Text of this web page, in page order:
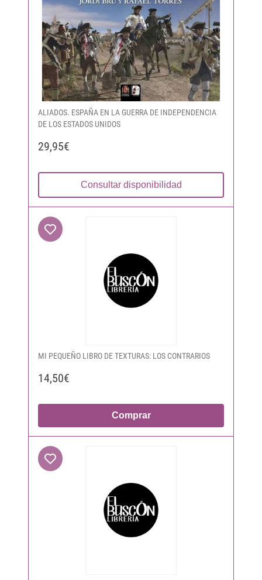
ALIADOS. ESPAÑA EN LA GUERRA DE INDEPENDENCIA
DE LOS ESTADOS UNIDOS
29,95€
Consultar disponibilidad
MI PEQUEÑO LIBRO DE TEXTURAS: LOS CONTRARIOS
14,50€
Comprar